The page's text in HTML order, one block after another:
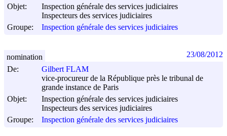
Objet:
Inspection générale des services judiciaires
Inspecteurs des services judiciaires
Groupe:
Inspection générale des services judiciaires
De:
Gilbert FLAM
vice-procureur de la République près le tribunal de
grande instance de Paris
Objet:
Inspection générale des services judiciaires
Inspecteurs des services judiciaires
Groupe:
Inspection générale des services judiciaires
nomination 23/08/2012